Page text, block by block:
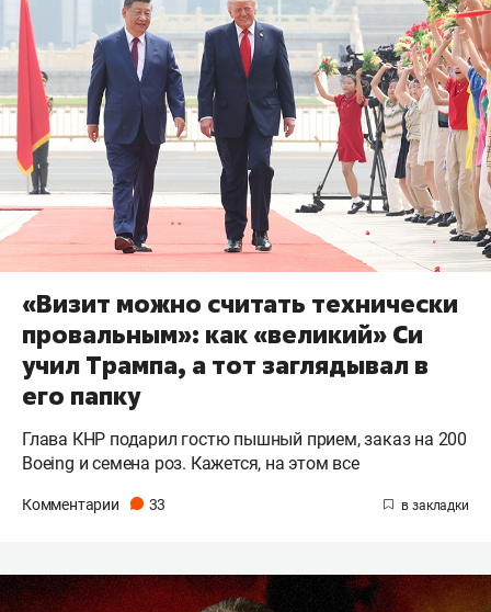
«Визит можно считать технически
провальным»: как «великий» Си
учил Трампа, а тот заглядывал в
его папку
Глава КНР подарил гостю пышный прием, заказ на 200
Boeing и семена роз. Кажется, на этом все
Комментарии 33